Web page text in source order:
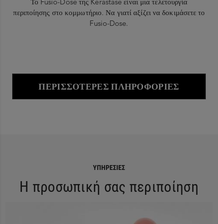
περιποίησης στο κομμωτήριο. Να γιατί αξίζει να δοκιμάσετε το
Fusio-Dose.
ΠΕΡΙΣΣΌΤΕΡΕΣ ΠΛΗΡΟΦΟΡΊΕΣ
ΥΠΗΡΕΣΊΕΣ
Η προσωπική σας περιποίηση